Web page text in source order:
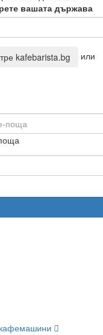
вашата държава
kafebarista.bg или